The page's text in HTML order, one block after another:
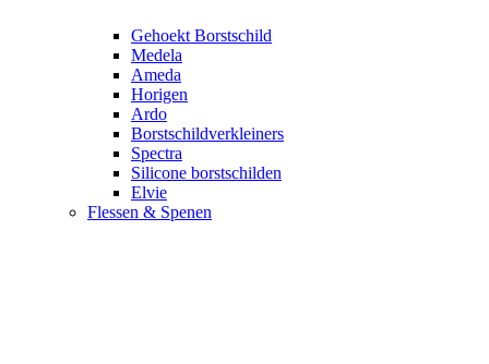
Gehoekt Borstschild
Medela
Ameda
Horigen
Ardo
Borstschildverkleiners
Spectra
Silicone borstschilden
Elvie
Flessen & Spenen